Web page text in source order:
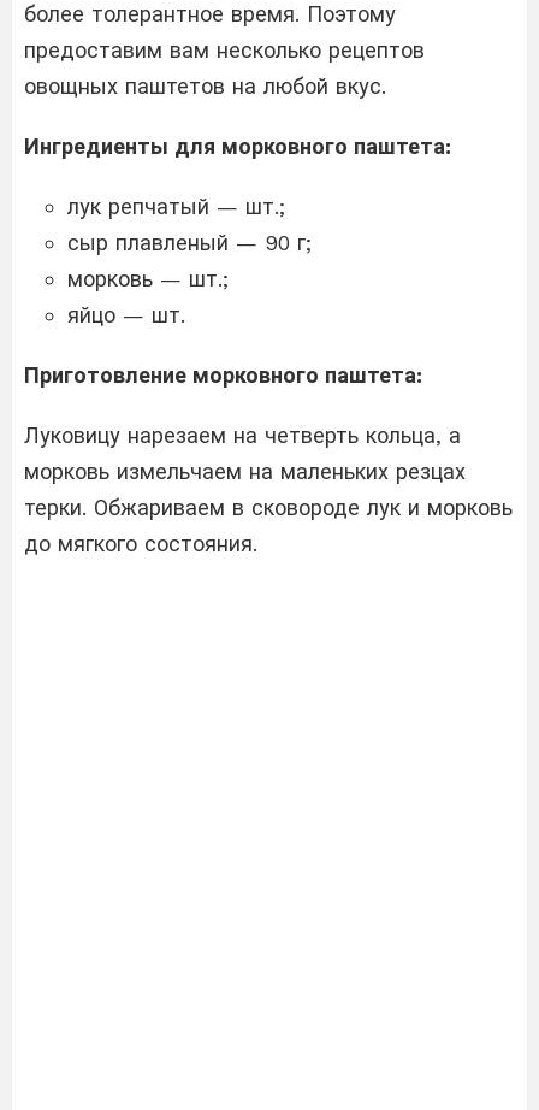
более толерантное время. Поэтому
предоставим вам несколько рецептов
овощных паштетов на любой вкус.
Ингредиенты для морковного паштета:
лук репчатый — шт.;
сыр плавленый — 90 г;
морковь — шт.;
яйцо — шт.
Приготовление морковного паштета:
Луковицу нарезаем на четверть кольца, а
морковь измельчаем на маленьких резцах
терки. Обжариваем в сковороде лук и морковь
до мягкого состояния.